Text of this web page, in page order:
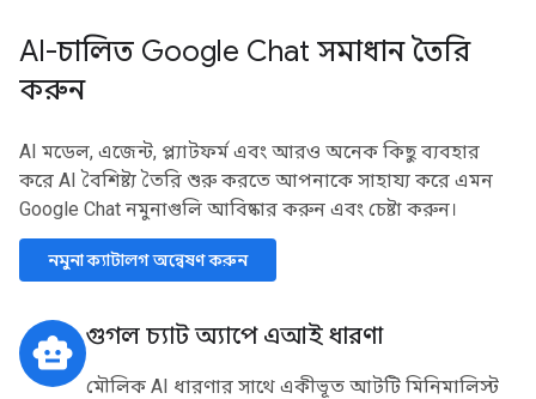
AI-চালিত Google Chat সমাধান তৈরি
করুন
AI মডেল, এজেন্ট, প্ল্যাটফর্ম এবং আরও অনেক কিছু ব্যবহার
করে AI বৈশিষ্ট্য তৈরি শুরু করতে আপনাকে সাহায্য করে এমন
Google Chat নমুনাগুলি আবিষ্কার করুন এবং চেষ্টা করুন।
নমুনা ক্যাটালগ অন্বেষণ করুন
smart_toy গুগল চ্যাট অ্যাপে এআই ধারণা
মৌলিক AI ধারণার সাথে একীভূত আটটি মিনিমালিস্ট